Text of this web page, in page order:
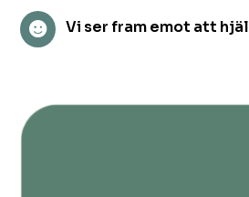
 Vi ser fram emot att